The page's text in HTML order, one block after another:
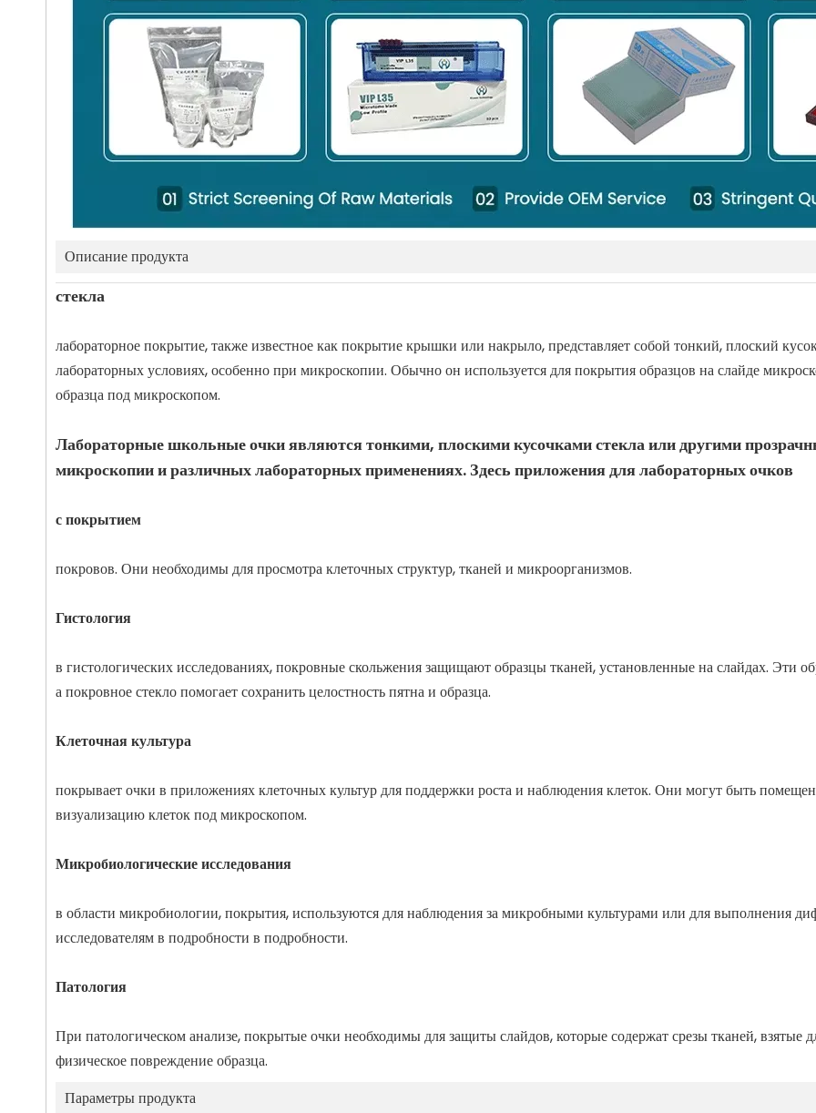
Описание продукта
стекла
лабораторное покрытие, также известное как покрытие крышки или накрыло, представляет собой тонкий, плоский
лабораторных условиях, особенно при микроскопии. Обычно он используется для покрытия образцов на слайде
образца под микроскопом.
Лабораторные школьные очки являются тонкими, плоскими кусочками стекла или другими
микроскопии и различных лабораторных применениях. Здесь приложения для лабораторных очков
с покрытием
покровов. Они необходимы для просмотра клеточных структур, тканей и микроорганизмов.
Гистология
в гистологических исследованиях, покровные скольжения защищают образцы тканей, установленные на слайдах. Эти
а покровное стекло помогает сохранить целостность пятна и образца.
Клеточная культура
покрывает очки в приложениях клеточных культур для поддержки роста и наблюдения клеток. Они могут быть
визуализацию клеток под микроскопом.
Микробиологические исследования
в области микробиологии, покрытия, используются для наблюдения за микробными культурами или для выполнения
исследователям в подробности в подробности.
Патология
При патологическом анализе, покрытые очки необходимы для защиты слайдов, которые содержат срезы тканей, взятые
физическое повреждение образца.
Параметры продукта